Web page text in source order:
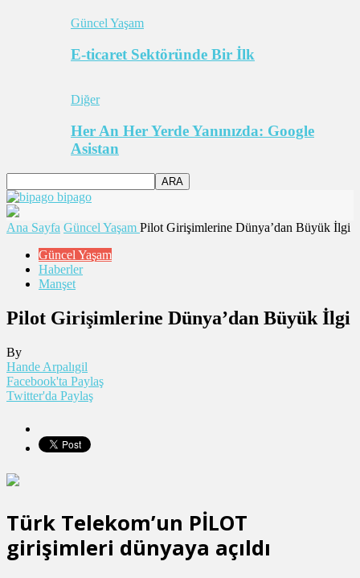
Güncel Yaşam
E-ticaret Sektöründe Bir İlk
Diğer
Her An Her Yerde Yanınızda: Google
Asistan
bipago
Ana Sayfa Güncel Yaşam Pilot Girişimlerine Dünya’dan Büyük İlgi
Güncel Yaşam
Haberler
Manşet
Pilot Girişimlerine Dünya’dan Büyük İlgi
By
Hande Arpalıgil
Facebook'ta Paylaş
Twitter'da Paylaş
Türk Telekom’un PİLOT
girişimleri dünyaya açıldı